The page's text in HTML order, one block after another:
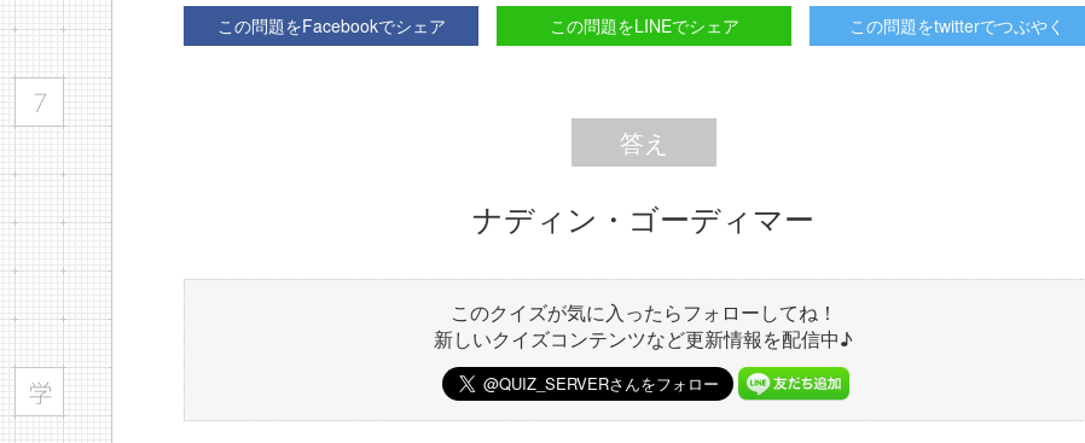
この問題をFacebookでシェア この問題をLINEでシェア この問題をtwitterでつぶやく
答え
ナディン・ゴーディマー
このクイズが気に入ったらフォローしてね！
新しいクイズコンテンツなど更新情報を配信中♪